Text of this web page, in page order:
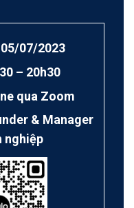
07/2023
– 20h30
qua Zoom
& Manager
nghiệp